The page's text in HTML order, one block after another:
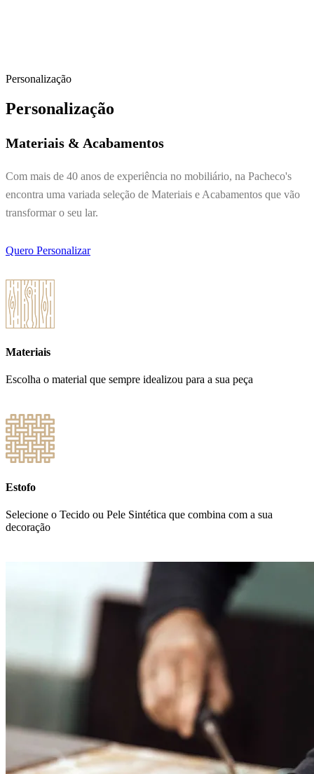
Personalização
Personalização
Materiais & Acabamentos
Com mais de 40 anos de experiência no mobiliário, na Pacheco's
encontra uma variada seleção de Materiais e Acabamentos que vão
transformar o seu lar.
Quero Personalizar
Materiais
Escolha o material que sempre idealizou para a sua peça
Estofo
Selecione o Tecido ou Pele Sintética que combina com a sua
decoração